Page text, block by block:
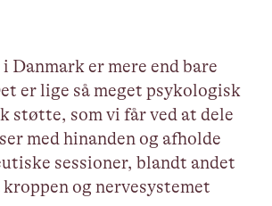
Danmark er mere end bare
er lige så meget psykologisk
støtte, som vi får ved at dele
med hinanden og afholde
sessioner, blandt andet
og nervesystemet